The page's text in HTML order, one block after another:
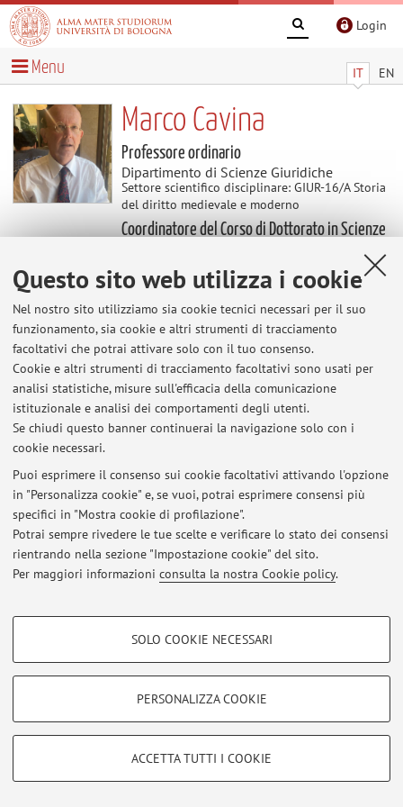
Questo sito web utilizza i cookie
Nel nostro sito utilizziamo sia cookie tecnici necessari per il suo
funzionamento, sia cookie e altri strumenti di tracciamento
facoltativi che potrai attivare solo con il tuo consenso.
Cookie e altri strumenti di tracciamento facoltativi sono usati per
analisi statistiche, misure sull'efficacia della comunicazione
istituzionale e analisi dei comportamenti degli utenti.
Se chiudi questo banner continuerai la navigazione solo con i
cookie necessari.
Puoi esprimere il consenso sui cookie facoltativi attivando l'opzione
in "Personalizza cookie" e, se vuoi, potrai esprimere consensi più
specifici in "Mostra cookie di profilazione".
Potrai sempre rivedere le tue scelte e verificare lo stato dei consensi
rientrando nella sezione "Impostazione cookie" del sito.
Per maggiori informazioni consulta la nostra Cookie policy.
COOKIE DI PROFILAZIONE - FACOLTATIVI
COOKIE TECNICI - NECESSARI
Si tratta di cookie tecnici utilizzati, a titolo esemplificativo, per il corretto
SOLO COOKIE NECESSARI
PERSONALIZZA COOKIE
ACCETTA TUTTI I COOKIE
Login
IT EN
Menu
Marco Cavina
Professore ordinario
Dipartimento di Scienze Giuridiche
Settore scientifico disciplinare: GIUR-16/A Storia
del diritto medievale e moderno
Coordinatore del Corso di Dottorato in Scienze
Contenuti utili
Ricevimento
Il prof. Marco Cavina riceverà gli studenti, previo
appuntamento via email o telefono (3397328067)
Ultimi avvisi
Al momento non sono presenti avvisi.
Accedi tramiteloginper gestire tutti i contenuti del sito.
© 2026 - ALMA MATER STUDIORUM - Università di Bologna - Via
|Note legali |Impostazioni Cookie